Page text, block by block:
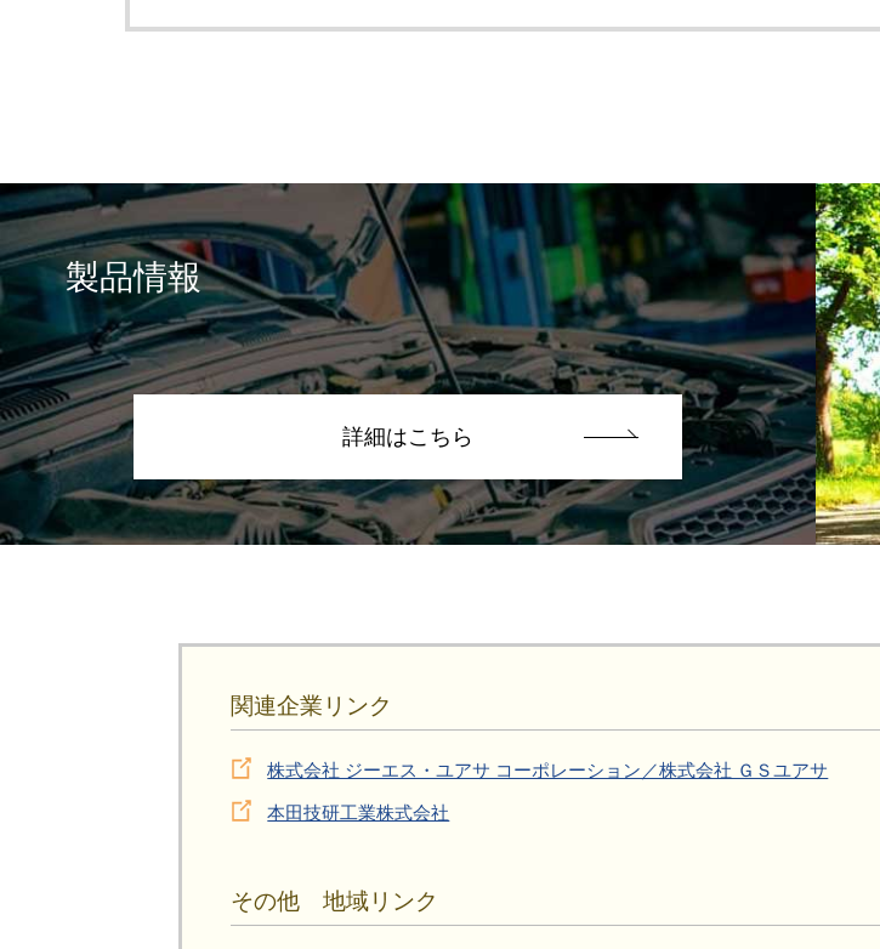
製品情報
詳細はこちら
関連企業リンク
株式会社 ジーエス・ユアサ コーポレーション／株式会社 ＧＳユアサ
本田技研工業株式会社
その他 地域リンク